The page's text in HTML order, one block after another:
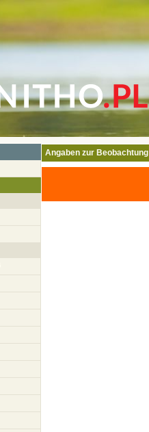
Angaben zur Beobachtung